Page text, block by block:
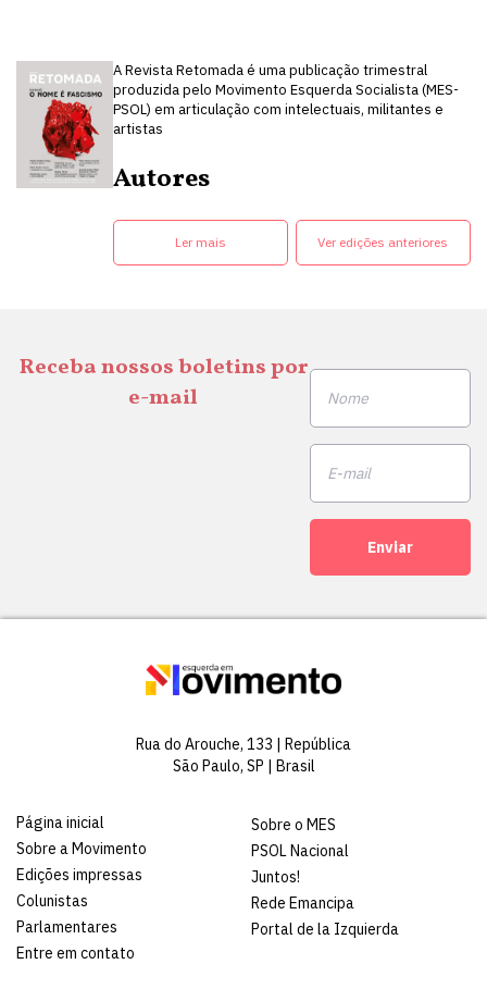
A Revista Retomada é uma publicação trimestral
produzida pelo Movimento Esquerda Socialista (MES-
PSOL) em articulação com intelectuais, militantes e
artistas
Autores
Ler mais Ver edições anteriores
Receba nossos boletins por
e-mail
Enviar
Rua do Arouche, 133 | República
São Paulo, SP | Brasil
Página inicial
Sobre a Movimento
Edições impressas
Colunistas
Parlamentares
Entre em contato
Sobre o MES
PSOL Nacional
Juntos!
Rede Emancipa
Portal de la Izquierda